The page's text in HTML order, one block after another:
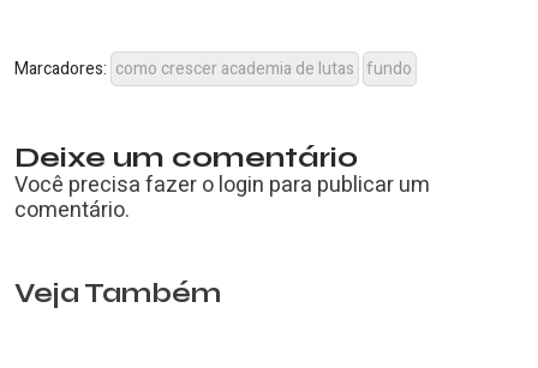
Marcadores: como crescer academia de lutas fundo
Deixe um comentário
Você precisa fazer ologin para publicar um
comentário.
Veja Também